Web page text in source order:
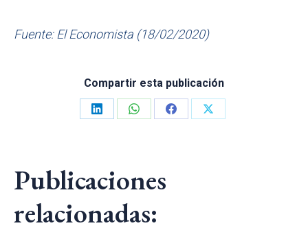
Fuente: El Economista (18/02/2020)
Compartir esta publicación
Share
Share
Share
Share
Publicaciones
relacionadas: